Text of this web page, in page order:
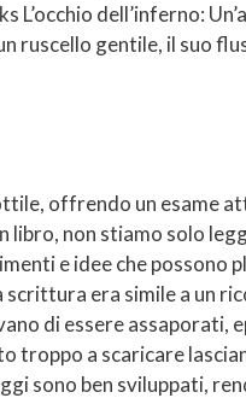
dell’inferno:
ruscello gentile, il suo
offrendo un esame
non stiamo solo
e idee che possono
era simile a un
di essere assaporati,
troppo a scaricare
sono ben sviluppati,